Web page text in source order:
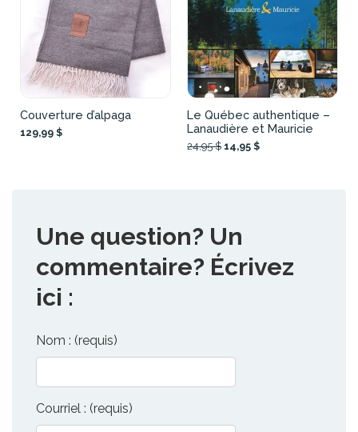
Couverture d’alpaga
129,99 $
Le Québec authentique –
Lanaudière et Mauricie
24,95 $ 14,95 $
Une question? Un
commentaire? Écrivez
ici :
Nom : (requis)
Courriel : (requis)